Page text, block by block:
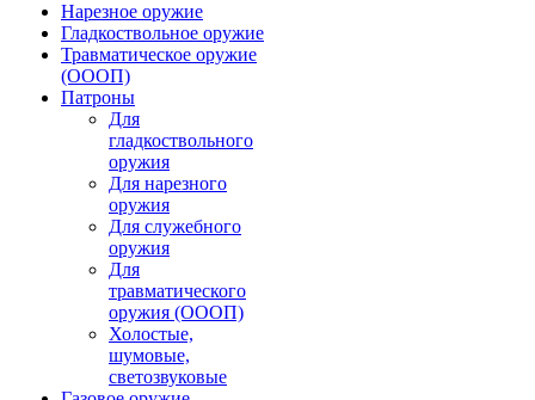
Нарезное оружие
Гладкоствольное оружие
Травматическое оружие
(ОООП)
Патроны
Для
гладкоствольного
оружия
Для нарезного
оружия
Для служебного
оружия
Для
травматического
оружия (ОООП)
Холостые,
шумовые,
светозвуковые